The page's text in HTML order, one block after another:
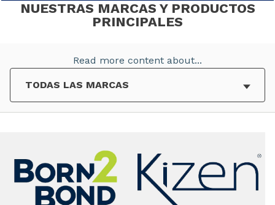
NUESTRAS MARCAS Y PRODUCTOS
PRINCIPALES
Read more content about...